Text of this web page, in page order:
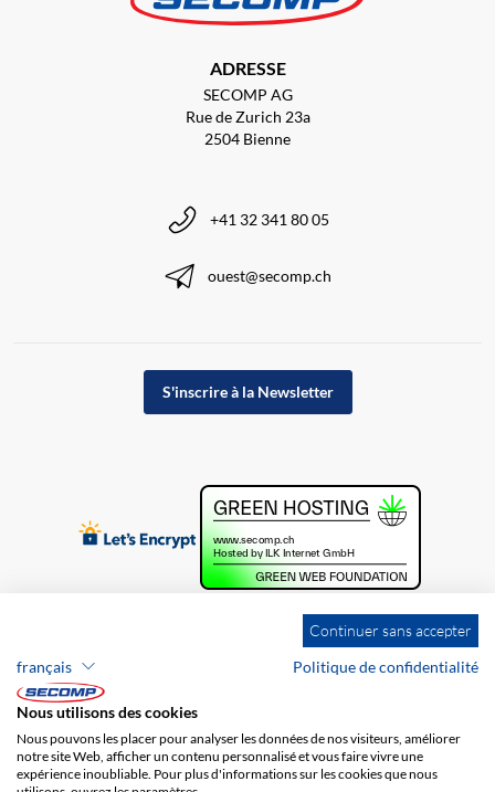
ADRESSE
SECOMP AG
Rue de Zurich 23a
2504 Bienne
+41 32 341 80 05
ouest@secomp.ch
S'inscrire à la Newsletter
Continuer sans accepter
français
Politique de confidentialité
Nous utilisons des cookies
Nous pouvons les placer pour analyser les données de nos visiteurs, améliorer
notre site Web, afficher un contenu personnalisé et vous faire vivre une
expérience inoubliable. Pour plus d'informations sur les cookies que nous